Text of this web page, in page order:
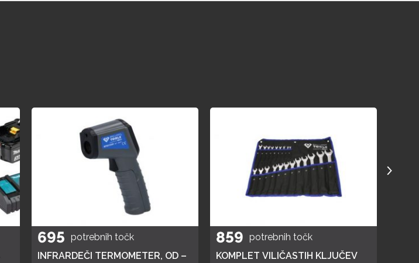
695 potrebnih točk
INFRARDEČI TERMOMETER, OD –
859 potrebnih točk
KOMPLET VILIČASTIH KLJUČEV